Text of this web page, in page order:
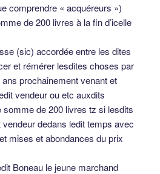
comprendre « acquéreurs »)
de 200 livres à la fin d’icelle
(sic) accordée entre les dites
et rémérer lesdites choses par
ans prochainement venant et
vendeur ou etc auxdits
de 200 livres tz si lesdits
dedans ledit temps avec
mises et abondances du prix
Boneau le jeune marchand